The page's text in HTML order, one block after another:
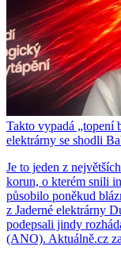
Takto vypadá „topení
elektrárny se shodli
Je to jeden z
korun, o kterém snili
působilo poněkud
z Jaderné elektrárny
podepsali jindy
(ANO). Aktuálně.cz